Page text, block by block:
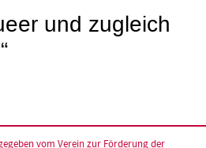
und zugleich
vom Verein zur Förderung der